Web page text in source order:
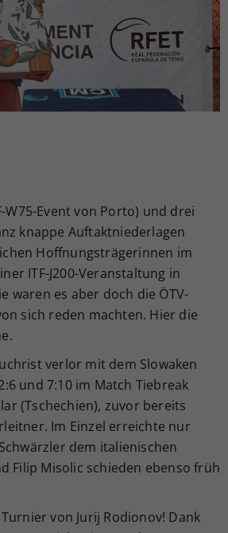
Event von Porto) und drei
knappe Auftaktniederlagen
Hoffnungsträgerinnen im
ITF-J200-Veranstaltung in
waren es aber doch die ÖTV-
sich reden machten. Hier die
verlor mit dem Slowaken
und 7:10 im Match Tiebreak
(Tschechien), zuvor bereits
Im Einzel erreichte nur
dem italienischen
Filip Misolic schieden ebenso früh
von Jurij Rodionov! Dank
vorgenommen Einstellungen, falls der
Betreiber dies eingestellt hat.